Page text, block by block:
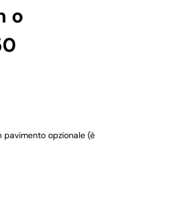
o
opzionale (è